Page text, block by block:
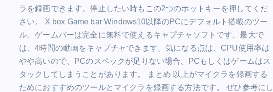
ラを録画できます。停止したい時もこの2つのホットキーを押してくだ
さい。 X box Game bar Windows10以降のPCにデフォルト搭載のツー
ル。ゲームバーは完全に無料で使えるキャプチャソフトです。最大で
は、4時間の動画をキャプチャできます。気になる点は、CPU使用率は
やや高いので、PCのスペックが足りない場合、PCもしくはゲームはス
タックしてしまうことがあります。 まとめ 以上がマイクラを録画する
ためにおすすめのツールとマイクラを録画する方法です。 ぜひ参考にし